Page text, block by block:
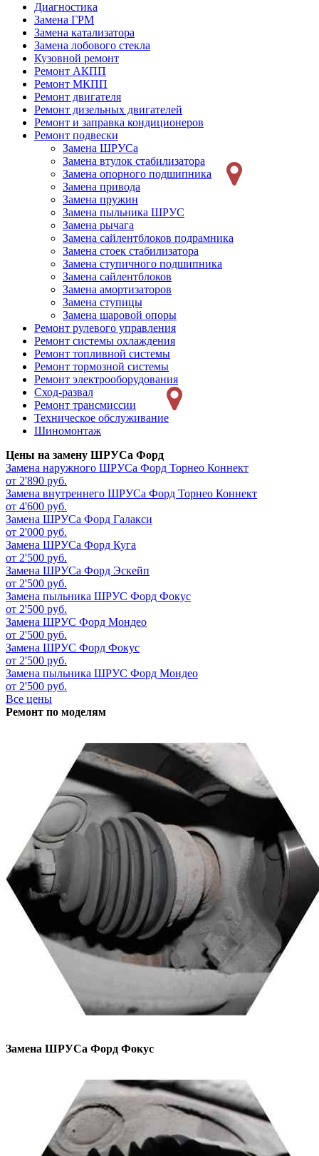
Меню
Ремонт
слева
Диагностика
Замена ГРМ
Замена катализатора
Замена лобового стекла
Кузовной ремонт
Ремонт АКПП
Ремонт МКПП
Ремонт двигателя
Ремонт дизельных двигателей
Ремонт и заправка кондиционеров
Ремонт подвески
Замена ШРУСа
Замена втулок стабилизатора
Замена опорного подшипника
Замена привода
Замена пружин
Замена пыльника ШРУС
Замена рычага
Замена сайлентблоков подрамника
Замена стоек стабилизатора
Замена ступичного подшипника
Замена сайлентблоков
Замена амортизаторов
Замена ступицы
Замена шаровой опоры
Ремонт рулевого управления
Ремонт системы охлаждения
Ремонт топливной системы
Ремонт тормозной системы
Ремонт электрооборудования
Сход-развал
Ремонт трансмиссии
Техническое обслуживание
Шиномонтаж
Цены на замену ШРУСа Форд
Замена наружного ШРУСа Форд Торнео Коннект
от 2'890 руб.
Замена внутреннего ШРУСа Форд Торнео Коннект
от 4'600 руб.
Замена ШРУСа Форд Галакси
от 2'000 руб.
Замена ШРУСа Форд Куга
от 2'500 руб.
Замена ШРУСа Форд Эскейп
от 2'500 руб.
Замена пыльника ШРУС Форд Фокус
от 2'500 руб.
Замена ШРУС Форд Мондео
от 2'500 руб.
Замена ШРУС Форд Фокус
от 2'500 руб.
Замена пыльника ШРУС Форд Мондео
от 2'500 руб.
Все цены
Ремонт по моделям
Замена ШРУСа Форд Фокус